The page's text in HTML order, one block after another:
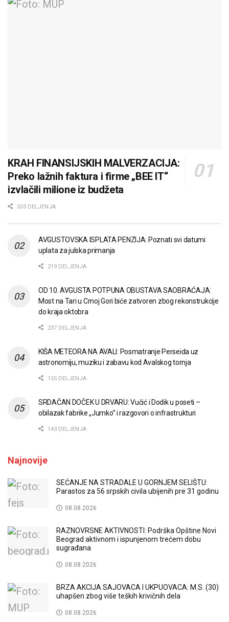
KRAH FINANSIJSKIH MALVERZACIJA:
Preko lažnih faktura i firme „BEE IT“
izvlačili milione iz budžeta
503 DELJENJA
AVGUSTOVSKA ISPLATA PENZIJA: Poznati svi datumi
uplata za julska primanja
219 DELJENJA
OD 10. AVGUSTA POTPUNA OBUSTAVA SAOBRAĆAJA:
Most na Tari u Crnoj Gori biće zatvoren zbog rekonstrukcije
do kraja oktobra
237 DELJENJA
KIŠA METEORA NA AVALI: Posmatranje Perseida uz
astronomiju, muziku i zabavu kod Avalskog tornja
155 DELJENJA
SRDAČAN DOČEK U DRVARU: Vučić i Dodik u poseti –
obilazak fabrike „Jumko” i razgovori o infrastrukturi
143 DELJENJA
Najnovije
SEĆANJE NA STRADALE U GORNJEM SELIŠTU:
Parastos za 56 srpskih civila ubijenih pre 31 godinu
08.08.2026
RAZNOVRSNE AKTIVNOSTI: Podrška Opštine Novi
Beograd aktivnom i ispunjenom trećem dobu
sugrađana
08.08.2026
BRZA AKCIJA SAJOVACA I UKPUOVACA: M.S. (30)
uhapšen zbog više teških krivičnih dela
08.08.2026